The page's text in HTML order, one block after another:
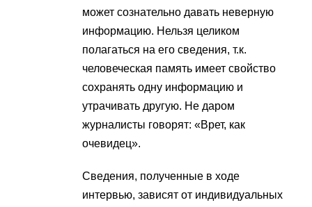
может сознательно давать неверную
информацию. Нельзя целиком
полагаться на его сведения, т.к.
человеческая память имеет свойство
сохранять одну информацию и
утрачивать другую. Не даром
журналисты говорят: «Врет, как
очевидец».
Сведения, полученные в ходе
интервью, зависят от индивидуальных